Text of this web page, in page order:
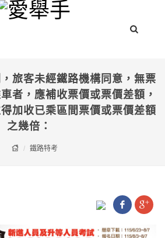
旅客未經鐵路機構同意，無票
者，應補收票價或票價差額，
加收已乘區間票價或票價差額
之幾倍：
鐵路特考